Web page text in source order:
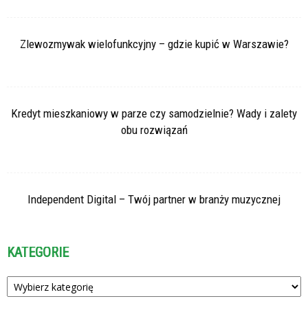
Zlewozmywak wielofunkcyjny – gdzie kupić w Warszawie?
Kredyt mieszkaniowy w parze czy samodzielnie? Wady i zalety
obu rozwiązań
Independent Digital – Twój partner w branży muzycznej
KATEGORIE
Kategorie